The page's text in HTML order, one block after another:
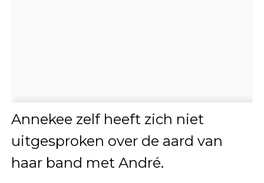
Annekee zelf heeft zich niet
uitgesproken over de aard van
haar band met André.